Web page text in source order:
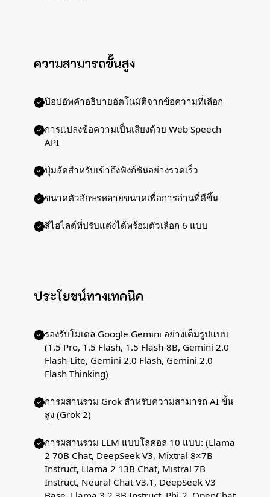
ความสามารถขั้นสูง
ป๊อปอัพคำอธิบายอัตโนมัติจากข้อความที่เลือก
การแปลงข้อความเป็นเสียงด้วย Web Speech
API
ปุ่มลัดสำหรับเข้าถึงฟังก์ชันอย่างรวดเร็ว
ขนาดตัวอักษรหลายขนาดเพื่อการอ่านที่ดีขึ้น
สีไฮไลต์ที่ปรับแต่งได้พร้อมตัวเลือก 6 แบบ
ประโยชน์ทางเทคนิค
รองรับโมเดล Google Gemini อย่างเต็มรูปแบบ
(1.5 Pro, 1.5 Flash, 1.5 Flash-8B, Gemini 2.0
Flash-Lite, Gemini 2.0 Flash, Gemini 2.0
Flash Thinking)
การผสานรวม Grok สำหรับความสามารถ AI ขั้น
สูง (Grok 2)
การผสานรวม LLM แบบโลคอล 10 แบบ: (Llama
2 70B Chat, DeepSeek V3, Mixtral 8×7B
Instruct, Llama 2 13B Chat, Mistral 7B
Instruct, Neural Chat V3.1, DeepSeek V3